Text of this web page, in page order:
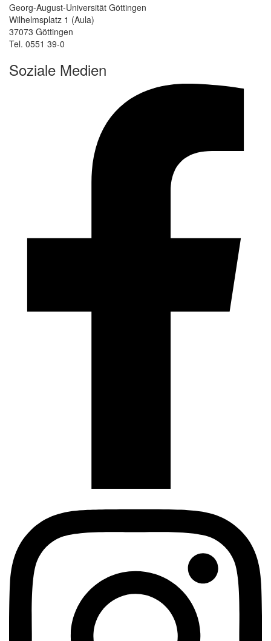
Georg-August-Universität Göttingen
Wilhelmsplatz 1 (Aula)
37073 Göttingen
Tel. 0551 39-0
Soziale Medien